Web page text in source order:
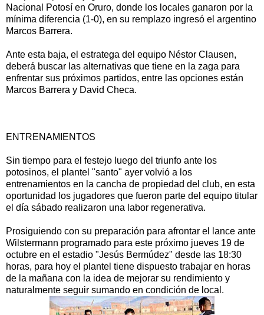
Nacional Potosí en Oruro, donde los locales ganaron por la
mínima diferencia (1-0), en su remplazo ingresó el argentino
Marcos Barrera.
Ante esta baja, el estratega del equipo Néstor Clausen,
deberá buscar las alternativas que tiene en la zaga para
enfrentar sus próximos partidos, entre las opciones están
Marcos Barrera y David Checa.
ENTRENAMIENTOS
Sin tiempo para el festejo luego del triunfo ante los
potosinos, el plantel "santo" ayer volvió a los
entrenamientos en la cancha de propiedad del club, en esta
oportunidad los jugadores que fueron parte del equipo titular
el día sábado realizaron una labor regenerativa.
Prosiguiendo con su preparación para afrontar el lance ante
Wilstermann programado para este próximo jueves 19 de
octubre en el estadio "Jesús Bermúdez" desde las 18:30
horas, para hoy el plantel tiene dispuesto trabajar en horas
de la mañana con la idea de mejorar su rendimiento y
naturalmente seguir sumando en condición de local.